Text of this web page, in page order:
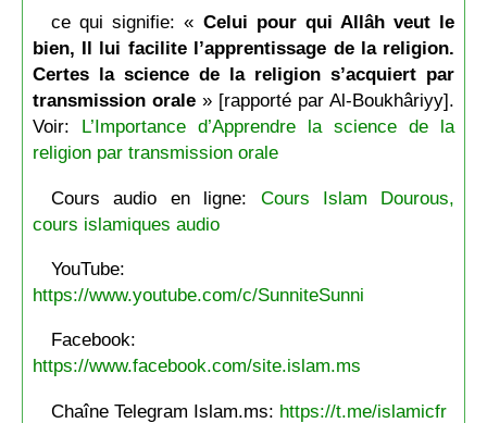
ce qui signifie: « Celui pour qui Allâh veut le
bien, Il lui facilite l’apprentissage de la religion.
Certes la science de la religion s’acquiert par
transmission orale» [rapporté par Al-Boukhâriyy].
Voir: L’Importance d’Apprendre la science de la
religion par transmission orale
Cours audio en ligne: Cours Islam Dourous,
cours islamiques audio
YouTube:
https://www.youtube.com/c/SunniteSunni
Facebook:
https://www.facebook.com/site.islam.ms
Chaîne Telegram Islam.ms: https://t.me/islamicfr